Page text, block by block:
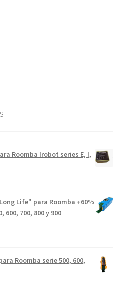
Roomba Irobot series E, I,
Life" para Roomba +60%
700, 800 y 900
Roomba serie 500, 600,